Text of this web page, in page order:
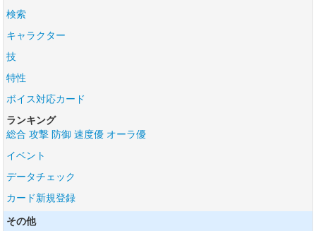
検索
キャラクター
技
特性
ボイス対応カード
ランキング
総合 攻撃 防御 速度優 オーラ優
イベント
データチェック
カード新規登録
その他